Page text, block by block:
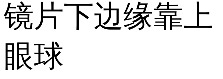
镜片下边缘靠上
眼球